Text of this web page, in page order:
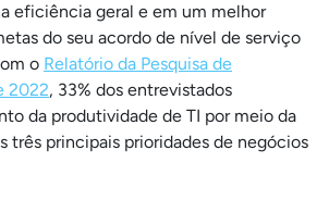
eficiência geral e em um melhor
do seu acordo de nível de serviço
o Relatório da Pesquisa de
2022, 33% dos entrevistados
da produtividade de TI por meio da
três principais prioridades de negócios